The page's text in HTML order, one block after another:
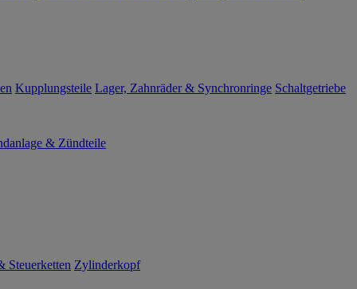
Kupplungsteile Lager, Zahnräder & Synchronringe Schaltgetriebe
& Zündteile
Steuerketten Zylinderkopf